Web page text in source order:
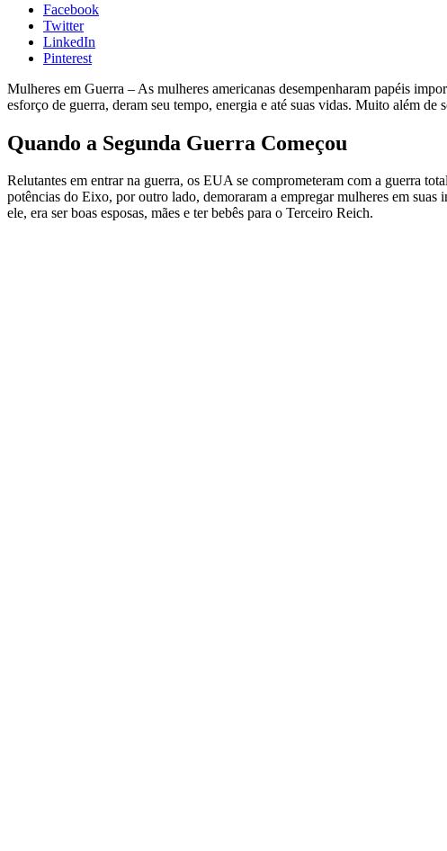
Facebook
Twitter
LinkedIn
Pinterest
Mulheres em Guerra – As mulheres americanas desempenharam papéis
esforço de guerra, deram seu tempo, energia e até suas vidas. Muito além
Quando a Segunda Guerra Começou
Relutantes em entrar na guerra, os EUA se comprometeram com a guerra
potências do Eixo, por outro lado, demoraram a empregar mulheres em
ele, era ser boas esposas, mães e ter bebês para o Terceiro Reich.